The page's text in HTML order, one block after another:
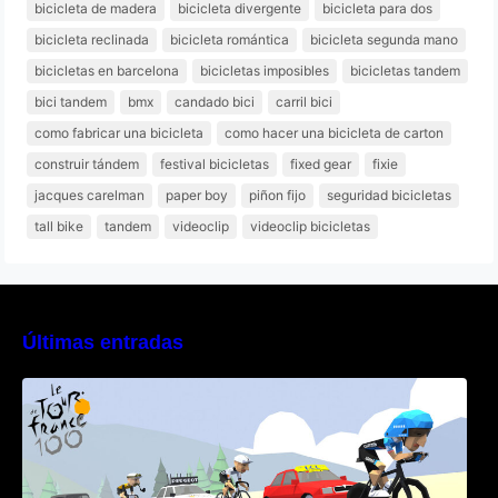
bicicleta de madera bicicleta divergente
bicicleta para dos
bicicleta reclinada
bicicleta romántica
bicicleta segunda mano
bicicletas en barcelona
bicicletas imposibles
bicicletas tandem
bici tandem
bmx candado bici
carril bici
como fabricar una bicicleta
como hacer una bicicleta de carton
construir tándem
festival bicicletas fixed gear
fixie
jacques carelman
paper boy piñon fijo
seguridad bicicletas
tall bike
tandem videoclip videoclip bicicletas
Últimas entradas